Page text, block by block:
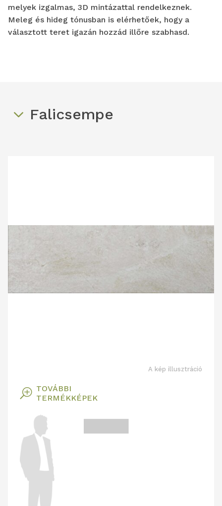
melyek izgalmas, 3D mintázattal rendelkeznek.
Meleg és hideg tónusban is elérhetőek, hogy a
választott teret igazán hozzád illőre szabhasd.
Falicsempe
A kép illusztráció
T TOVÁBBI
TERMÉKKÉPEK